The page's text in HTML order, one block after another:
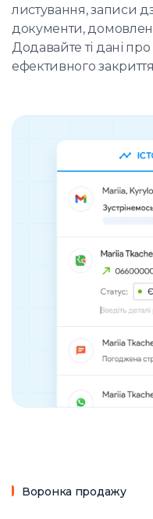
листування, записи
документи,
Додавайте ті дані про
ефективного
Воронка продажу